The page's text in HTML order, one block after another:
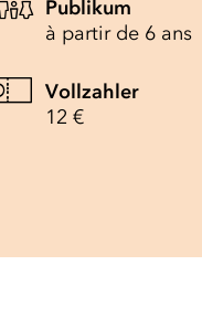
Publikum
à partir de 6 ans
Vollzahler
12 €